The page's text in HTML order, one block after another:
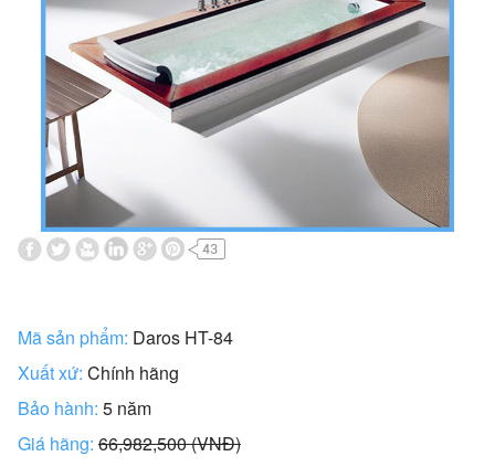
Mã sản phẩm: Daros HT-84
Xuất xứ: Chính hãng
Bảo hành: 5 năm
Giá hãng: 66,982,500 (VNĐ)